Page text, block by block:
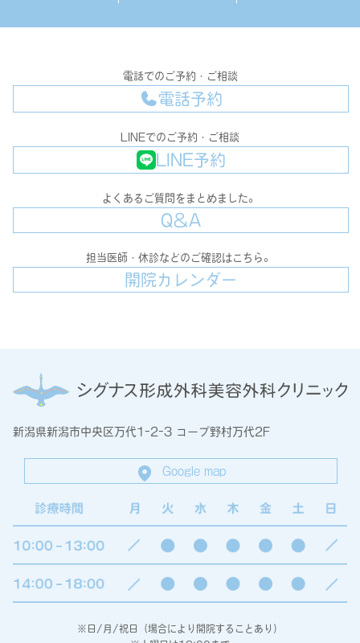
電話でのご予約・ご相談
電話予約
LINEでのご予約・ご相談
LINE予約
よくあるご質問をまとめました。
Q＆A
担当医師・休診などのご確認はこちら。
開院カレンダー
新潟県新潟市中央区万代1-2-3 コープ野村万代2F
Google map
※日/月/祝日（場合により開院することあり）